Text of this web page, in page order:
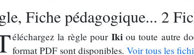
Fiche pédagogique... 2
éléchargez la règle pour Iki ou toute autre
format PDF sont disponibles.Voir tous les